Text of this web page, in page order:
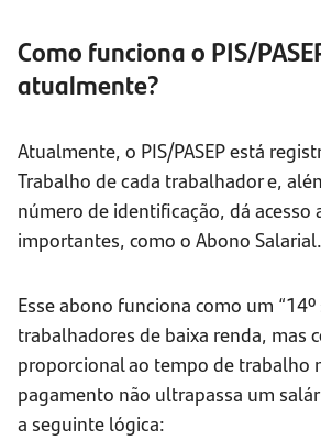
Como funciona o PIS/
atualmente?
Atualmente, o PIS/PASEP está
Trabalho de cada trabalhador e,
número de identificação, dá acesso
importantes, como o Abono Salarial.
Esse abono funciona como um “14º
trabalhadores de baixa renda, mas
proporcional ao tempo de trabalho
pagamento não ultrapassa um
a seguinte lógica: